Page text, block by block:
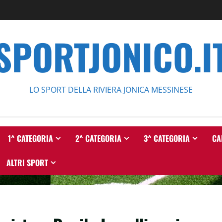
LO SPORT DELLA RIVIERA JONICA MESSINESE
1^ CATEGORIA 2^ CATEGORIA 3^ CATEGORIA
ALTRI SPORT